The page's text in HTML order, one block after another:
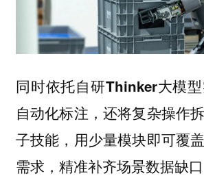
同时依托自研Thinker大模
自动化标注， 还将复杂操作
子技能， 用少量模块即可覆
需求，精准补齐场景数据缺口